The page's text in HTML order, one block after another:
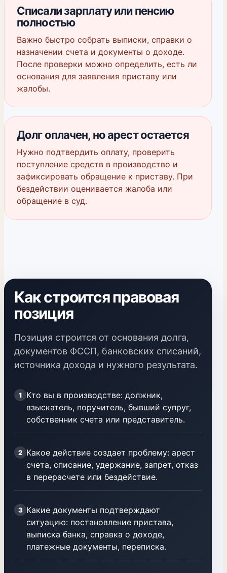
Списали зарплату или пенсию
полностью
Важно быстро собрать выписки, справки о
назначении счета и документы о доходе.
После проверки можно определить, есть ли
основания для заявления приставу или
жалобы.
Долг оплачен, но арест остается
Нужно подтвердить оплату, проверить
поступление средств в производство и
зафиксировать обращение к приставу. При
бездействии оценивается жалоба или
обращение в суд.
Как строится правовая
позиция
Позиция строится от основания долга,
документов ФССП, банковских списаний,
источника дохода и нужного результата.
1
Кто вы в производстве: должник,
взыскатель, поручитель, бывший супруг,
собственник счета или представитель.
2 Какое действие создает проблему: арест
счета, списание, удержание, запрет, отказ
в перерасчете или бездействие.
3 Какие документы подтверждают
ситуацию: постановление пристава,
выписка банка, справка о доходе,
платежные документы, переписка.